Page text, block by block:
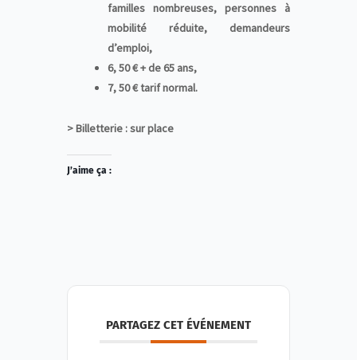
familles nombreuses, personnes à
mobilité réduite, demandeurs
d’emploi,
6, 50 € + de 65 ans,
7, 50 € tarif normal.
> Billetterie : sur place
J’aime ça :
PARTAGEZ CET ÉVÉNEMENT